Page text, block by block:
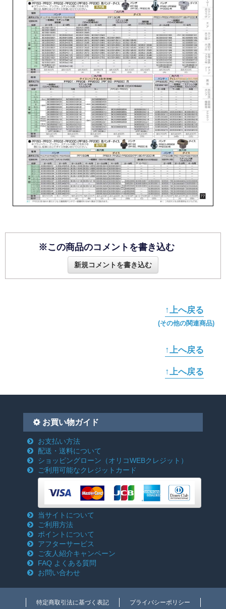
※この商品のコメントを書き込む
新規コメントを書き込む
↑上へ戻る
(その他の関連商品)
↑上へ戻る
↑上へ戻る
お買い物ガイド
お支払い方法
配送・送料について
ショッピングローン （オリコWEBクレジット）
ご利用可能なクレジットカード
当サイトについて
ご利用方法
ポイントについて
アフターサービス
ご友人紹介キャンペーン
FAQ よくある質問
お問い合わせ
特定商取引法に基づく表記 プライバシーポリシー